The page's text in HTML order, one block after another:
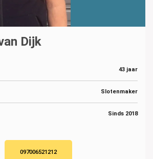
Dijk
43 jaar
Slotenmaker
Sinds 2018
097006521212